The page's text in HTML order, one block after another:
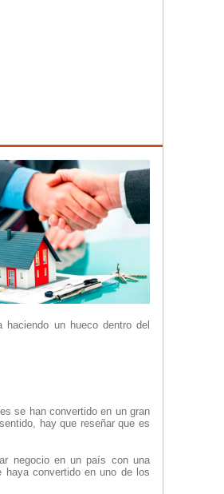
un hueco dentro del
se han convertido en un gran
hay que reseñar que es
negocio en un país con una
convertido en uno de los